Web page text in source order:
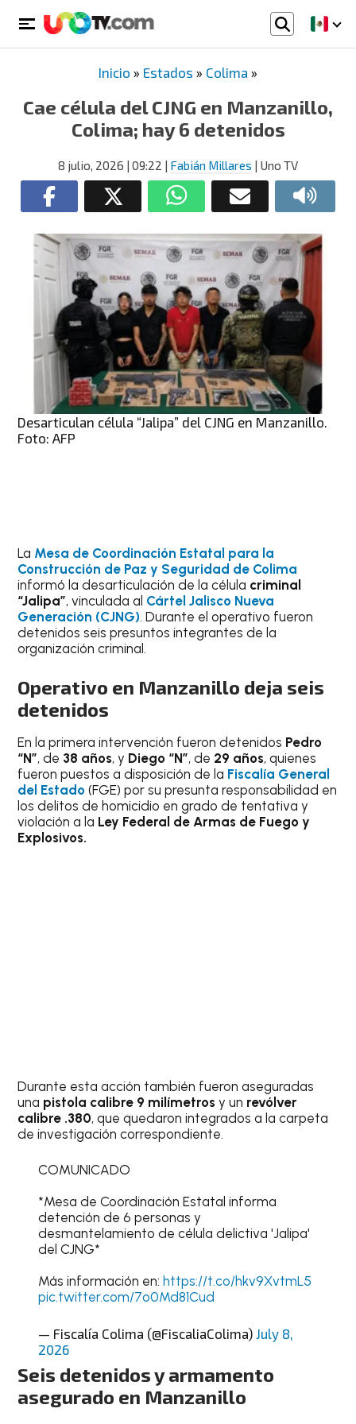
Inicio » Estados » Colima »
Cae célula del CJNG en Manzanillo,
Colima; hay 6 detenidos
8 julio, 2026 | 09:22 | Fabián Millares | Uno TV
Desarticulan célula “Jalipa” del CJNG en Manzanillo.
Foto: AFP
La Mesa de Coordinación Estatal para la
Construcción de Paz y Seguridad de Colima
informó la desarticulación de la célula criminal
“Jalipa”, vinculada al Cártel Jalisco Nueva
Generación (CJNG). Durante el operativo fueron
detenidos seis presuntos integrantes de la
organización criminal.
Operativo en Manzanillo deja seis
detenidos
En la primera intervención fueron detenidos Pedro
“N”, de 38 años, y Diego “N”, de 29 años, quienes
fueron puestos a disposición de la Fiscalía General
del Estado (FGE) por su presunta responsabilidad en
los delitos de homicidio en grado de tentativa y
violación a la Ley Federal de Armas de Fuego y
Explosivos.
Durante esta acción también fueron aseguradas
una pistola calibre 9 milímetrosy un revólver
calibre .380, que quedaron integrados a la carpeta
de investigación correspondiente.
COMUNICADO
*Mesa de Coordinación Estatal informa
detención de 6 personas y
desmantelamiento de célula delictiva 'Jalipa'
del CJNG*
Más información en: https://t.co/hkv9XvtmL5
pic.twitter.com/7o0Md81Cud
— Fiscalía Colima (@FiscaliaColima) July 8,
2026
Seis detenidos y armamento
asegurado en Manzanillo